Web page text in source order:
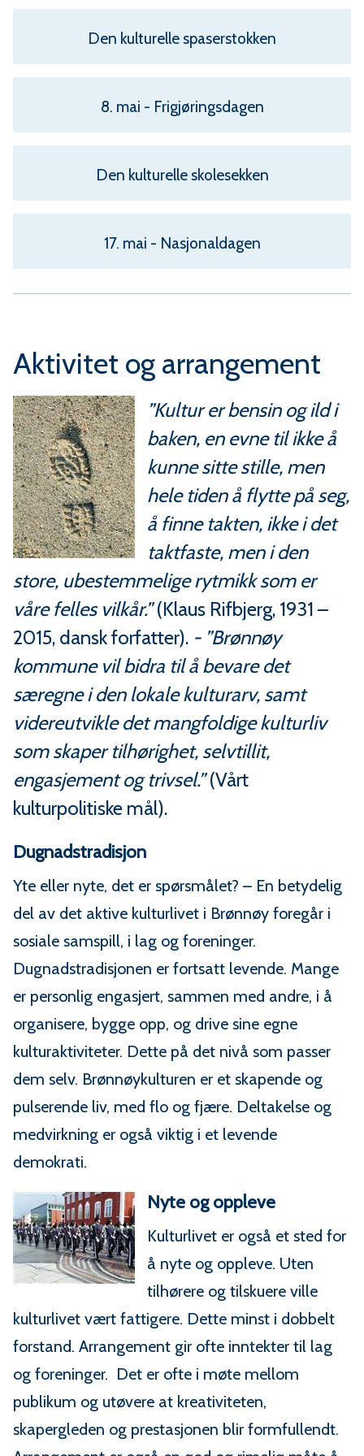
m
u
n
e
Den kulturelle spaserstokken
8. mai - Frigjøringsdagen
Den kulturelle skolesekken
17. mai - Nasjonaldagen
Aktivitet og arrangement
”Kulturer bensin og ild i
baken, en evne til ikke å
kunne sitte stille, men
hele tiden å flytte på seg,
å finne takten, ikke i det
taktfaste, men i den
store, ubestemmelige rytmikk som er
våre felles vilkår.”(Klaus Rifbjerg, 1931 –
2015, dansk forfatter). - ”Brønnøy
kommune vil bidra til å bevare det
særegne i den lokale kulturarv, samt
videreutvikle det mangfoldige kulturliv
som skaper tilhørighet, selvtillit,
engasjement og trivsel.”(Vårt
kulturpolitiske mål).
Dugnadstradisjon
Yte eller nyte, det er spørsmålet? – En betydelig
del av det aktive kulturlivet i Brønnøy foregår i
sosiale samspill, i lag og foreninger.
Dugnadstradisjonen er fortsatt levende. Mange
er personlig engasjert, sammen med andre, i å
organisere, bygge opp, og drive sine egne
kulturaktiviteter. Dette på det nivå som passer
dem selv. Brønnøykulturen er et skapende og
pulserende liv, med flo og fjære. Deltakelse og
medvirkning er også viktig i et levende
demokrati.
Nyte og oppleve
Kulturlivet er også et sted for
å nyte og oppleve. Uten
tilhørere og tilskuere ville
kulturlivet vært fattigere. Dette minst i dobbelt
forstand. Arrangement gir ofte inntekter til lag
og foreninger. Det er ofte i møte mellom
publikum og utøvere at kreativiteten,
skapergleden og prestasjonen blir formfullendt.